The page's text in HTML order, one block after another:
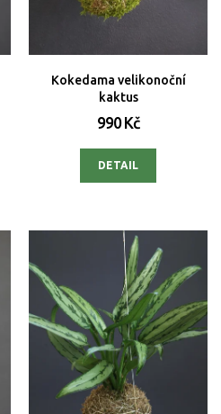
Kokedama velikonoční
kaktus
990 Kč
DETAIL